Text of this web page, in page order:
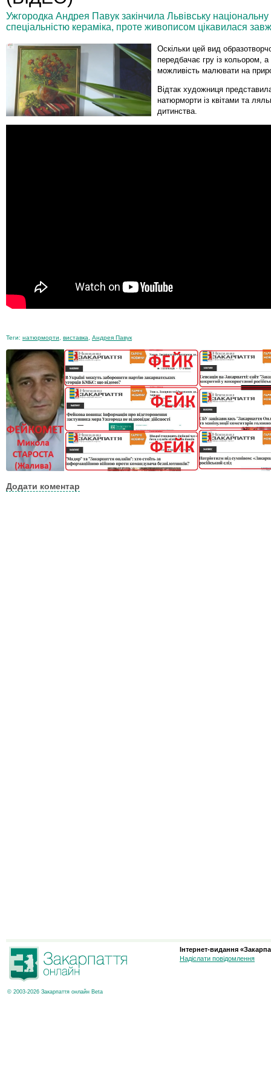
Ужгородка Андрея Павук закінчила Львівську
спеціальністю кераміка, проте живописом цікавилася
Оскільки цей вид
передбачає гру із кольором,
можливість малювати на
Відтак художниця
натюрморти із квітами та
дитинства.
Теги: натюрморти виставка Андрея Павук
Додати коментар
© 2003-2026 Закарпаття онлайн Beta
Інтернет-видання
Надіслати повідомлення